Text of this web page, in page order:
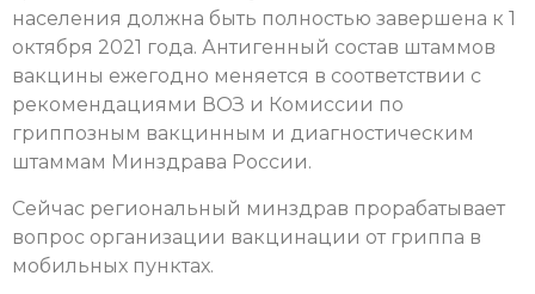
населения должна быть полностью завершена к 1
октября 2021 года. Антигенный состав штаммов
вакцины ежегодно меняется в соответствии с
рекомендациями ВОЗ и Комиссии по
гриппозным вакцинным и диагностическим
штаммам Минздрава России.
Сейчас региональный минздрав прорабатывает
вопрос организации вакцинации от гриппа в
мобильных пунктах.